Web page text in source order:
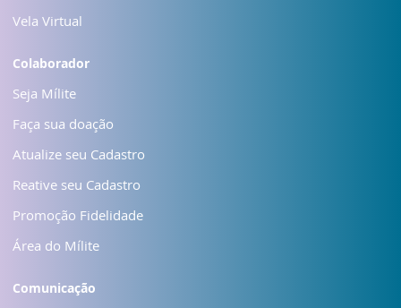
Vela Virtual
Colaborador
Seja Mílite
Faça sua doação
Atualize seu Cadastro
Reative seu Cadastro
Promoção Fidelidade
Área do Mílite
Comunicação